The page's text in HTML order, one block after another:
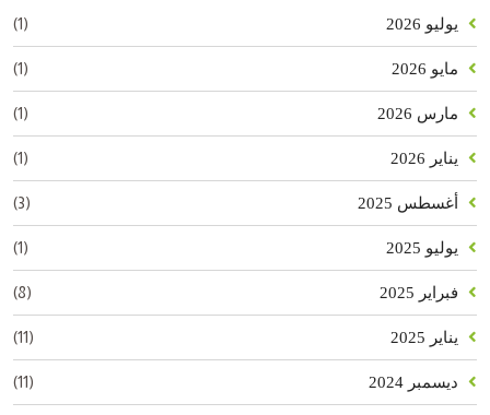
يوليو 2026 (1)
مايو 2026 (1)
مارس 2026 (1)
يناير 2026 (1)
أغسطس 2025 (3)
يوليو 2025 (1)
فبراير 2025 (8)
يناير 2025 (11)
ديسمبر 2024 (11)